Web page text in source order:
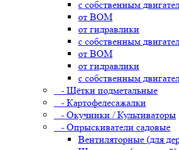
с собственным
от ВОМ
от гидравлики
с собственным
от ВОМ
от гидравлики
с собственным
- Щётки подметальные
- Картофелесажалки
- Окучники / Культиваторы
- Опрыскиватели садовые
Вентиляторные (для